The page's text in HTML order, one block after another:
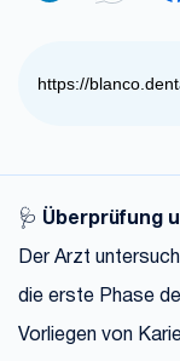
🩺 Überprüfung
Der Arzt
die erste Phase
Vorliegen von